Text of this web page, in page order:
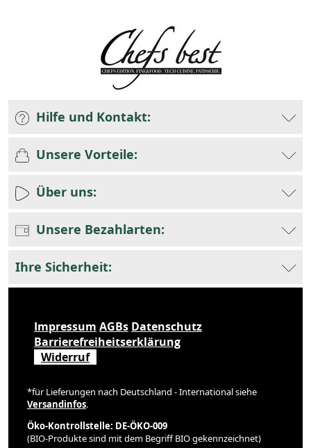
Hilfe und Kontakt:
Unsere Vorteile:
Über uns:
Unsere Bezahlarten:
Ihre Sicherheit:
Impressum AGBs Datenschutz
Barrierefreiheitserklärung
Widerruf
*für Lieferungen nach Deutschland - International siehe
Versandinfos.
Öko-Kontrollstelle: DE-ÖKO-009
(BIO-Produkte sind mit dem Begriff BIO gekennzeichnet)